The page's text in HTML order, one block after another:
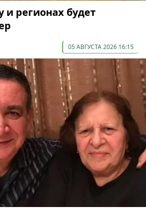
и регионах будет
05 АВГУСТА 2026 16:15